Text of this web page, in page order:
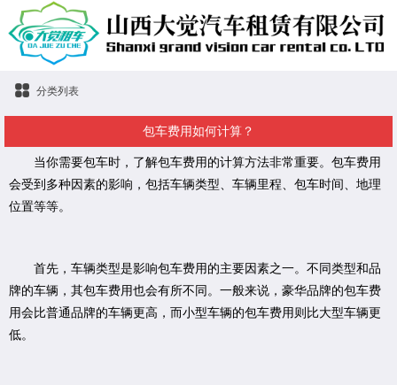
分类列表
包车费用如何计算？
当你需要包车时，了解包车费用的计算方法非常重要。包车费用
会受到多种因素的影响，包括车辆类型、车辆里程、包车时间、地理
位置等等。
首先，车辆类型是影响包车费用的主要因素之一。不同类型和品
牌的车辆，其包车费用也会有所不同。一般来说，豪华品牌的包车费
用会比普通品牌的车辆更高，而小型车辆的包车费用则比大型车辆更
低。